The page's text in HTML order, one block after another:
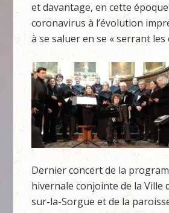
et davantage, en cette
coronavirus à l’évolution
à se saluer en se « serrant les
Dernier concert de la
hivernale conjointe de la Ville
sur-la-Sorgue et de la